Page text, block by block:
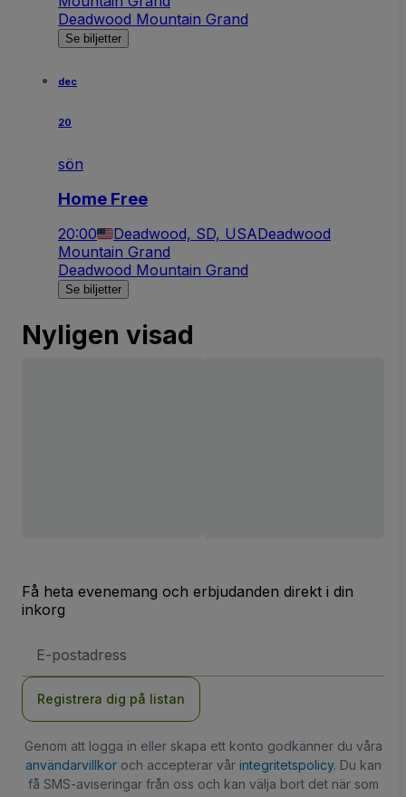
Deadwood Mountain Grand
Se biljetter
dec
20
sön
Home Free
20:00 Deadwood, SD, USADeadwood
Mountain Grand
Deadwood Mountain Grand
Se biljetter
Nyligen visad
Få heta evenemang och erbjudanden direkt i din
inkorg
postadress
Registrera dig på listan
Genom att logga in eller skapa ett konto godkänner du våra
användarvillkoroch accepterar vår integritetspolicy. Du kan
få SMS-aviseringar från oss och kan välja bort det när som